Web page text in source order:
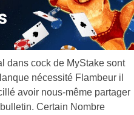
dans cock de MyStake sont
nécessité Flambeur il
avoir nous-même partager
Certain Nombre